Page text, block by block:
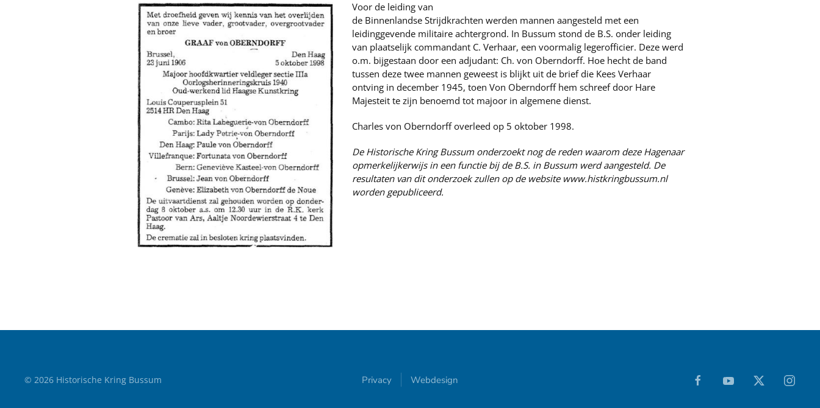
Voor de leiding van
de Binnenlandse Strijdkrachten werden mannen aangesteld met een
leidinggevende militaire achtergrond. In Bussum stond de B.S. onder leiding
van plaatselijk commandant C. Verhaar, een voormalig legerofficier. Deze werd
o.m. bijgestaan door een adjudant: Ch. von Oberndorff. Hoe hecht de band
tussen deze twee mannen geweest is blijkt uit de brief die Kees Verhaar
ontving in december 1945, toen Von Oberndorff hem schreef door Hare
Majesteit te zijn benoemd tot majoor in algemene dienst.
Charles von Oberndorff overleed op 5 oktober 1998.
De Historische Kring Bussum onderzoekt nog de reden waarom deze Hagenaar
opmerkelijkerwijs in een functie bij de B.S. in Bussum werd aangesteld. De
resultaten van dit onderzoek zullen op de website www.histkringbussum.nl
worden gepubliceerd.
© 2026 Historische Kring Bussum Privacy Webdesign